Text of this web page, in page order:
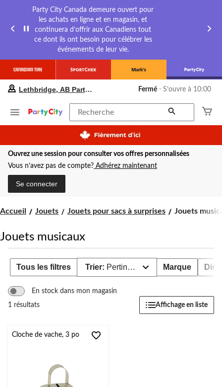
Party City Canada demeure ouvert pour
les achats en ligne et en magasin, et
continuera d’offrir aux Canadiens tout
ce dont ils ont besoin pour célébrer les
événements de leur vie.
préféré
Lethbridge,
Party
City,
courament
Fermé,
pour
Lethbridge, AB Party City Fermé ⋅ S’ouvre à 10:00
Recherche
Ouvrez une session pour consulter vos offres personnalisées
Vous n’avez pas de compte? Adhérez maintenant
Se connecter
Accueil Jouets Jouets pour sacs à surprises
Jouets
Jouets
Jouets musicaux
Tous les filtres Trier: Pertinence Marque
En stock dans mon magasin
1 résultats
Affichage en liste
Cloche de vache, 3 po